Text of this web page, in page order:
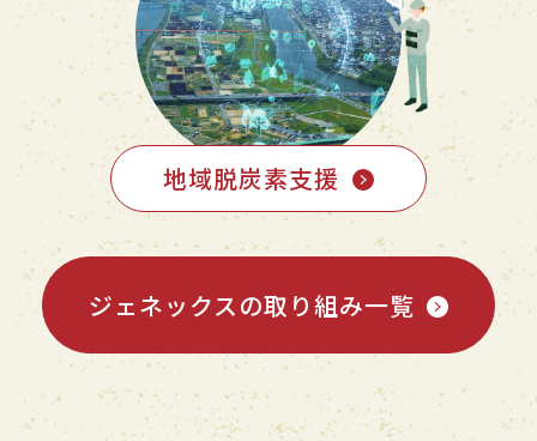
地域脱炭素支援
ジェネックスの取り組み一覧